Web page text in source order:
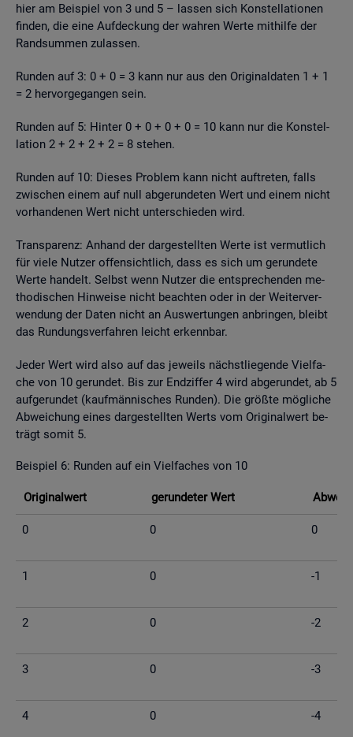
hier am Bei­spiel von 3 und 5 – las­sen sich Kon­stel­la­tio­nen
fin­den, die eine Auf­de­ckung der wah­ren Werte mit­hil­fe der
Rand­sum­men zu­las­sen.
Run­den auf 3: 0 + 0 = 3 kann nur aus den Ori­gi­nal­da­ten 1 + 1
= 2 her­vor­ge­gan­gen sein.
Run­den auf 5: Hin­ter 0 + 0 + 0 + 0 = 10 kann nur die Kon­stel­
la­ti­on 2 + 2 + 2 + 2 = 8 ste­hen.
Run­den auf 10: Die­ses Pro­blem kann nicht auf­tre­ten, falls
zwi­schen einem auf null ab­ge­run­de­ten Wert und einem nicht
vor­han­de­nen Wert nicht un­ter­schie­den wird.
Trans­pa­renz: An­hand der dar­ge­stell­ten Werte ist ver­mut­lich
für viele Nut­zer of­fen­sicht­lich, dass es sich um ge­run­de­te
Werte han­delt. Selbst wenn Nut­zer die ent­spre­chen­den me­
tho­di­schen Hin­wei­se nicht be­ach­ten oder in der Wei­ter­ver­
wen­dung der Daten nicht an Aus­wer­tun­gen an­brin­gen, bleibt
das Run­dungs­ver­fah­ren leicht er­kenn­bar.
Jeder Wert wird also auf das je­weils nächst­lie­gen­de Viel­fa­
che von 10 ge­run­det. Bis zur End­zif­fer 4 wird ab­ge­run­det, ab 5
auf­ge­run­det (kauf­män­ni­sches Run­den). Die grö­ß­te mög­li­che
Ab­wei­chung eines dar­ge­stell­ten Werts vom Ori­gi­nal­wert be­
trägt somit 5.
Bei­spiel 6: Run­den auf ein Viel­fa­ches von 10
Ori­gi­nal­wert ge­run­de­ter Wert
0 0 0
1 0 -1
2 0 -2
3 0 -3
4 0 -4